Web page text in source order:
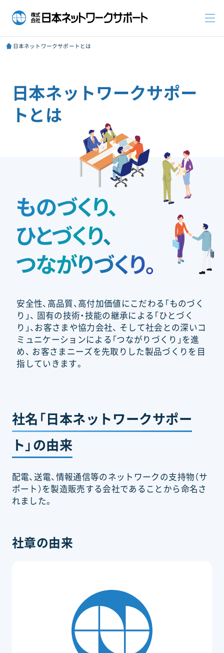
日本ネットワークサポートとは
日本ネットワークサポー
トとは
安全性、高品質、高付加価値にこだわる「ものづく
り」、 固有の技術・技能の継承による「ひとづく
り」、お客さまや協力会社、 そして社会との深いコ
ミュニケーションによる「つながりづくり」を進
め、 お客さまニーズを先取りした製品づくりを目
指していきます。
社名「日本ネットワークサポー
ト」の由来
配電、送電、情報通信等のネットワークの支持物（サ
ポート）を製造販売する会社であることから命名さ
れました。
社章の由来